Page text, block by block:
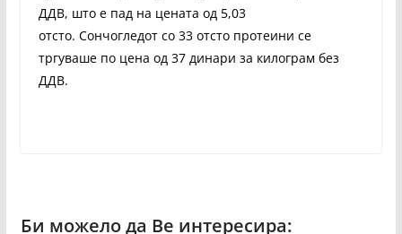
ДДВ, што е пад на цената од 5,03
отсто. Сончогледот со 33 отсто протеини се
тргуваше по цена од 37 динари за килограм без
ДДВ.